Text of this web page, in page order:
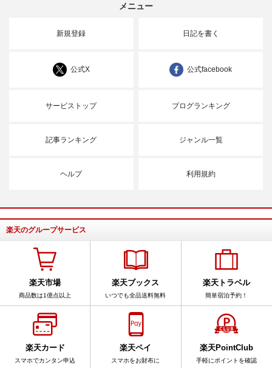
メニュー
新規登録 日記を書く
公式X 公式facebook
サービストップ ブログランキング
記事ランキング ジャンル一覧
ヘルプ 利用規約
楽天のグループサービス
楽天市場
商品数は1億点以上
楽天ブックス
いつでも全品送料無料
楽天トラベル
簡単宿泊予約！
楽天カード
スマホでカンタン申込
楽天ペイ
スマホをお財布に
楽天PointClub
手軽にポイントを確認